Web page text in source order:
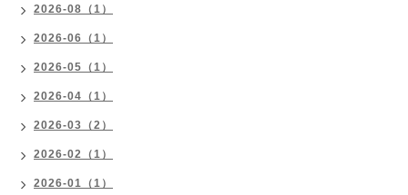
2026-08（1）
2026-06（1）
2026-05（1）
2026-04（1）
2026-03（2）
2026-02（1）
2026-01（1）